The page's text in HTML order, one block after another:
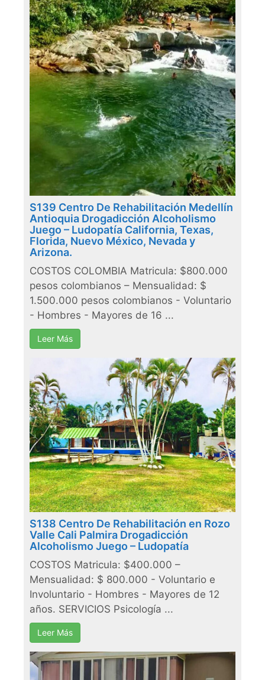
S139 Centro De Rehabilitación Medellín
Antioquia Drogadicción Alcoholismo
Juego – Ludopatía California, Texas,
Florida, Nuevo México, Nevada y
Arizona.
COSTOS COLOMBIA Matricula: $800.000
pesos colombianos – Mensualidad: $
1.500.000 pesos colombianos - Voluntario
- Hombres - Mayores de 16 ...
Leer Más
S138 Centro De Rehabilitación en Rozo
Valle Cali Palmira Drogadicción
Alcoholismo Juego – Ludopatía
COSTOS Matricula: $400.000 –
Mensualidad: $ 800.000 - Voluntario e
Involuntario - Hombres - Mayores de 12
años. SERVICIOS Psicología ...
Leer Más